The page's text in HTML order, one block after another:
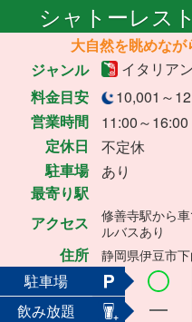
シャトーレス
大自然を眺めな
ジャンル
イタリア
料金目安
10,001～
営業時間
11:00～16:00
定休日
不定休
駐車場
あり
最寄り駅
アクセス
修善寺駅から
ルバスあり
住所 静岡県伊豆市
駐車場
飲み放題